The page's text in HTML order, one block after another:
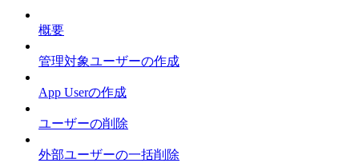
概要
管理対象ユーザーの作成
App Userの作成
ユーザーの削除
外部ユーザーの一括削除